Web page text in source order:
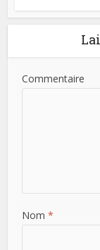
Commentaire
Nom*